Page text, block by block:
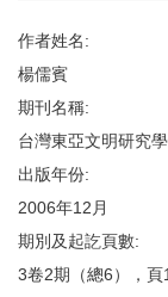
作者姓名:
楊儒賓
期刊名稱:
台灣東亞文明研究學
出版年份:
2006年12月
期別及起訖頁數:
3卷2期（總6），頁